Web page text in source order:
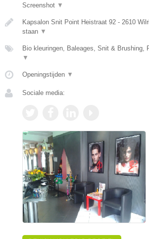
Screenshot ▼
Kapsalon Snit Point Heistraat 92 - 2610
staan ▼
Bio kleuringen, Baleages, Snit & Brushing,
▼
Openingstijden ▼
Sociale media: